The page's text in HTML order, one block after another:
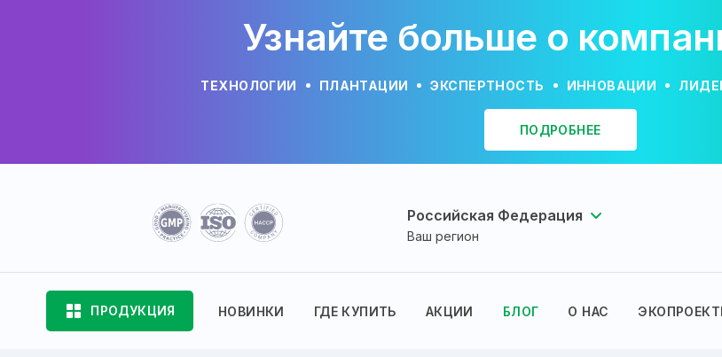
Узнайте больше о
ТЕХНОЛОГИИ ПЛАНТАЦИИ ЭКСПЕРТНОСТЬ ИННОВАЦИИ
ПОДРОБНЕЕ
Российская Федерация
Ваш регион
ПРОДУКЦИЯ НОВИНКИ ГДЕ КУПИТЬ АКЦИИ БЛОГ О НАС